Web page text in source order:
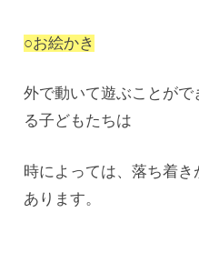
○お絵かき
外で動いて遊ぶことが
る子どもたちは
時によっては、落ち着
あります。